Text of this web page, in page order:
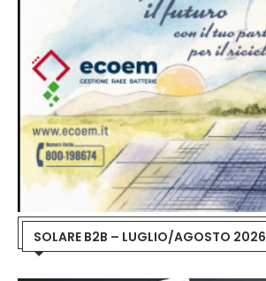
SOLARE B2B – LUGLIO/AGOSTO 2026